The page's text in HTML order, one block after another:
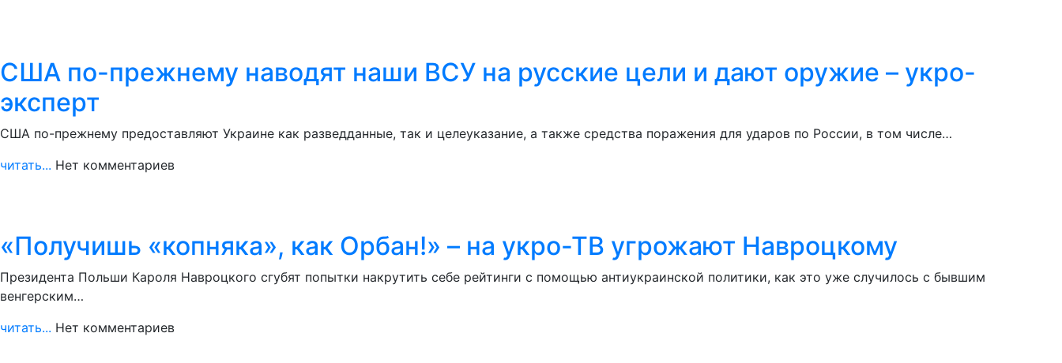
США по-прежнему наводят наши ВСУ на русские цели и дают оружие – укро-
эксперт
США по-прежнему предоставляют Украине как разведданные, так и целеуказание, а также средства поражения для ударов по России, в том числе…
читать... Нет комментариев
«Получишь «копняка», как Орбан!» – на укро-ТВ угрожают Навроцкому
Президента Польши Кароля Навроцкого сгубят попытки накрутить себе рейтинги с помощью антиукраинской политики, как это уже случилось с бывшим
венгерским…
читать... Нет комментариев